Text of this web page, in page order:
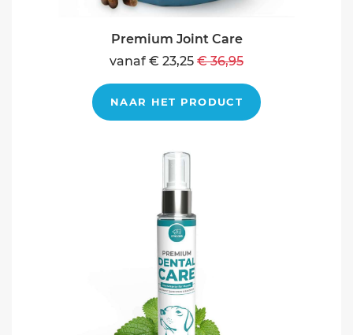
Premium Joint Care
vanaf € 23,25 € 36,95
NAAR HET PRODUCT